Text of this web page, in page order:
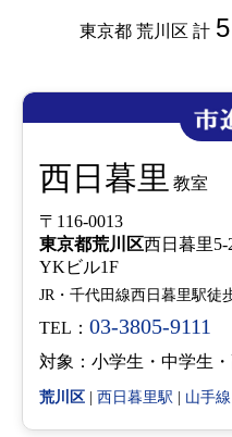
東京都 荒川区 計 5
西日暮里 教室
〒116-0013
東京都荒川区西日暮里5-
YKビル1F
TEL： 03-3805-9111
対象：小学生・中学生
荒川区 西日暮里駅 山手線